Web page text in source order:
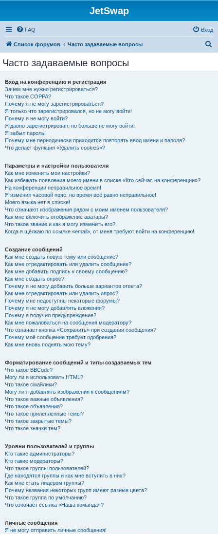
JetSwap
FAQ Вход
Список форумов Часто задаваемые вопросы
Часто задаваемые вопросы
Вход на конференцию и регистрация
Зачем мне нужно регистрироваться?
Что такое COPPA?
Почему я не могу зарегистрироваться?
Я только что зарегистрировался, но не могу войти!
Почему я не могу войти?
Я давно зарегистрирован, но больше не могу войти!
Я забыл пароль!
Почему мне периодически приходится повторять ввод имени и пароля?
Что делает функция «Удалить cookies»?
Параметры и настройки пользователя
Как мне изменить мои настройки?
Как избежать появления моего имени в списке «Кто сейчас на конференции»?
На конференции неправильное время!
Я изменил часовой пояс, но время всё равно неправильное!
Моего языка нет в списке!
Что означают изображения рядом с моим именем пользователя?
Как мне включить отображение аватары?
Что такое звание и как я могу изменить его?
Когда я щёлкаю по ссылке «email», от меня требуют войти на конференцию!
Создание сообщений
Как мне создать новую тему или сообщение?
Как мне отредактировать или удалить сообщение?
Как мне добавить подпись к своему сообщению?
Как мне создать опрос?
Почему я не могу добавить больше вариантов ответа?
Как мне отредактировать или удалить опрос?
Почему мне недоступны некоторые форумы?
Почему я не могу добавлять вложения?
Почему я получил предупреждение?
Как мне пожаловаться на сообщения модератору?
Что означает кнопка «Сохранить» при создании сообщения?
Почему моё сообщение требует одобрения?
Как мне вновь поднять мою тему?
Форматирование сообщений и типы создаваемых тем
Что такое BBCode?
Могу ли я использовать HTML?
Что такое смайлики?
Могу ли я добавлять изображения к сообщениям?
Что такое важные объявления?
Что такое объявления?
Что такое прилепленные темы?
Что такое закрытые темы?
Что такое значки тем?
Уровни пользователей и группы
Кто такие администраторы?
Кто такие модераторы?
Что такое группы пользователей?
Где находятся группы и как мне вступить в них?
Как мне стать лидером группы?
Почему названия некоторых групп имеют разные цвета?
Что такое группа по умолчанию?
Что означает ссылка «Наша команда»?
Личные сообщения
Я не могу отправить личные сообщения!